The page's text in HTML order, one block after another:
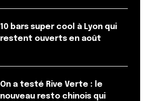
10 bars super cool à Lyon qui
restent ouverts en août
On a testé Rive Verte : le
nouveau resto chinois qui